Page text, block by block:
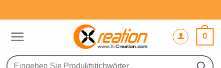
Inhalt
0
Suche